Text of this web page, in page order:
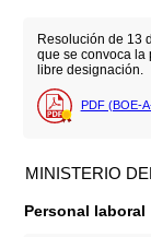
Resolución de 13
que se convoca la
libre designación.
PDF (BOE-
MINISTERIO
Personal laboral